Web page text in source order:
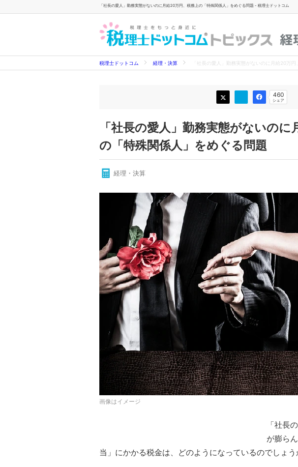
「社長の愛人」勤務実態がないのに月給20万円、税務上の「特殊関係人」をめぐる問題 - 税理士ドットコム
税理士ドットコム 経理・決算 「社長の愛人」勤務実態がないのに月給20万
460
シェア
「社長の愛人」勤務実態がないの
の「特殊関係人」をめぐる問題
経理・決算
画像はイメージ
「社長
が膨ら
当」にかかる税金は、どのようになっているのでしょう